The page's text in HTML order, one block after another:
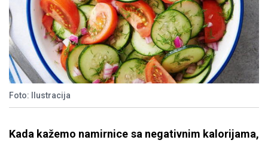
Foto: Ilustracija
Kada kažemo namirnice sa negativnim kalorijama,